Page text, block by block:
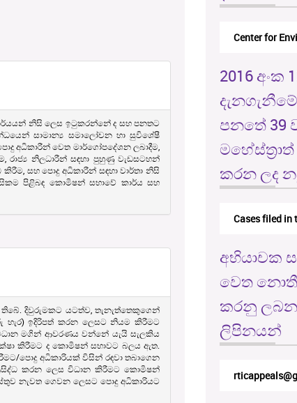
නිසි ලෙස ඉටුකරන්නේ ද සහ පනතට
සාමාන්‍ය සමාලෝචන හා සුවිශේෂී
අධිකාරීන් වෙත මාර්ගෝපදේශන ලබාදීම,
නිලධාරීන් සඳහා පුහුණු වැඩසටහන්
සහ පොදු අධිකාරීන් සඳහා වාර්තා නිසි
පිළිබඳ කොමිෂන් සභාවේ කාර්ය සහ
දිවුරුමකට යටත්ව, තැනැත්තෙකුගෙන්
ඉදිරිපත් කරන ලෙසට නියම කිරීමට
මගින් ආවරණය වන්නේ යැයි සැලකිය
කිරීමට ද කොමිෂන් සභාවට බලය ඇත.
පොදු අධිකාරියක් විසින් රඳවා තබාගෙන
කරන ලෙස විධාන කිරීමට කොමිෂන්
නැවත ගෙවන ලෙසට පොදු අධිකාරියට
Center for
2016 අංක
පනතේ 39
කරන ලද
Cases filed in
අභියාචක
වෙත
කරනු ලබන
ලිපිනයන්